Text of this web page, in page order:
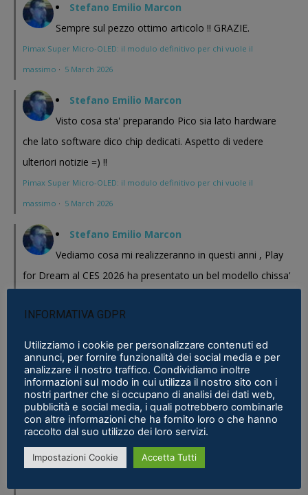
Stefano Emilio Marcon
Sempre sul pezzo ottimo articolo !! GRAZIE.
Pimax Super Micro-OLED: il modulo definitivo per chi vuole il
massimo · 5 March 2026
Stefano Emilio Marcon
Visto cosa sta' preparando Pico sia lato hardware
che lato software dico chip dedicati. Aspetto di vedere
ulteriori notizie =) !!
Pimax Super Micro-OLED: il modulo definitivo per chi vuole il
massimo · 5 March 2026
Stefano Emilio Marcon
Vediamo cosa mi realizzeranno in questi anni , Play
for Dream al CES 2026 ha presentato un bel modello chissa'
sostanza i prodotti cinesi...
Quest - VR ITALIA ·25 February 2026
Fabio
Se fosse disponibile lo prenderei al volo
Samsung Galaxy XR è realtà, ma ne avevamo bisogno?
Eric Marcus
INFORMATIVA GDPR
Utilizziamo i cookie per personalizzare contenuti ed
annunci, per fornire funzionalità dei social media e per
analizzare il nostro traffico. Condividiamo inoltre
informazioni sul modo in cui utilizza il nostro sito con i
nostri partner che si occupano di analisi dei dati web,
pubblicità e social media, i quali potrebbero combinarle
con altre informazioni che ha fornito loro o che hanno
raccolto dal suo utilizzo dei loro servizi.
Impostazioni Cookie Accetta Tutti